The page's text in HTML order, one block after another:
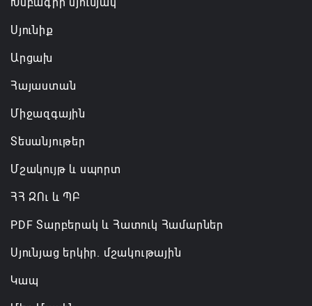
Սյունիք
Արցախ
Հայաստան
Միջազգային
Տեսանյութեր
Մշակույթ և սպորտ
ՀՀ ԶՈւ և ՊԲ
PDF Տարբերակ և Հատուկ Համարներ
Սյունյաց երկիր. մշակութային
Կապ